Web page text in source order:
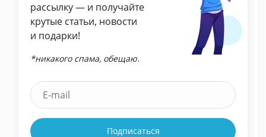
рассылку — и получайте
крутые статьи, новости
и подарки!
*никакого спама, обещаю.
Подписаться